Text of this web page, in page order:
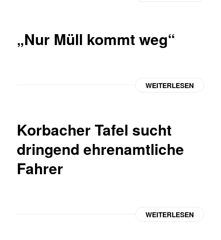
„Nur Müll kommt weg“
WEITERLESEN
Korbacher Tafel sucht
dringend ehrenamtliche
Fahrer
WEITERLESEN